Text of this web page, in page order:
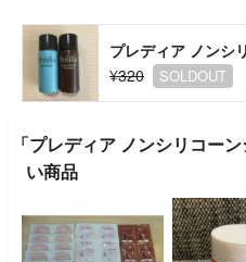
プレディア ノンシ
¥320
SOLDOUT
「プレディア ノンシリコー
い商品